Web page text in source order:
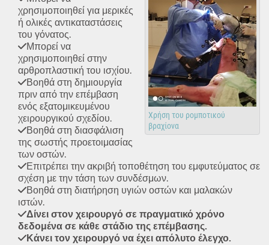
Χρήση του ρομποτικού
βραχίονα
χρησιμοποιηθεί για μερικές
ή ολικές αντικαταστάσεις
του γόνατος.
Μπορεί να
χρησιμοποιηθεί στην
αρθροπλαστική του ισχίου.
Βοηθά στη δημιουργία
πριν από την επέμβαση
ενός εξατομικευμένου
χειρουργικού σχεδίου.
Βοηθά στη διασφάλιση
της σωστής προετοιμασίας
των οστών.
Επιτρέπει την ακριβή τοποθέτηση του εμφυτεύματος σε
σχέση με την τάση των συνδέσμων.
Βοηθά στη διατήρηση υγιών οστών και μαλακών
ιστών.
Δίνει στον χειρουργό σε πραγματικό χρόνο
δεδομένα σε κάθε στάδιο της επέμβασης.
Κάνει τον χειρουργό να έχει απόλυτο έλεγχο.